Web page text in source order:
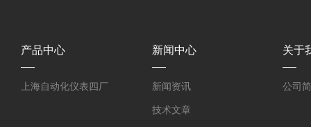
产品中心
上海自动化仪表四厂
新闻中心
新闻资讯
技术文章
关于
公司